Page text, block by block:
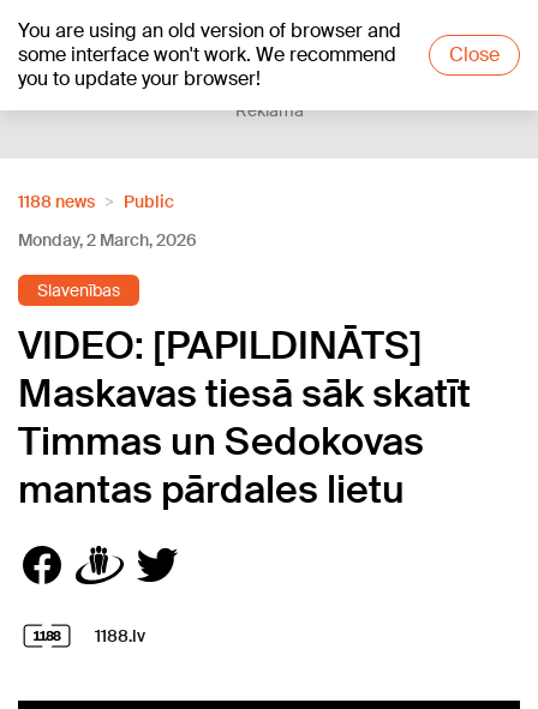
You are using an old version of browser and
some interface won't work. We recommend
you to update your browser!
Close
+19°C
Reklāma
1188 news
Public
Monday, 2 March, 2026
Slavenības
VIDEO: [PAPILDINĀTS]
Maskavas tiesā sāk skatīt
Timmas un Sedokovas
mantas pārdales lietu
1188.lv